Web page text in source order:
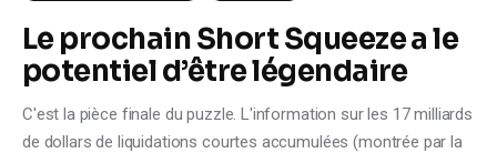
Le prochain Short Squeeze a le
potentiel d’être légendaire
C'est la pièce finale du puzzle. L'information sur les 17 milliards
de dollars de liquidations courtes accumulées (montrée par la